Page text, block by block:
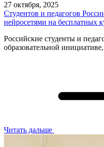
27 октября, 2025
Студентов и педагогов
нейросетями на бесплатных
Российские студенты и
образовательной
Читать дальше